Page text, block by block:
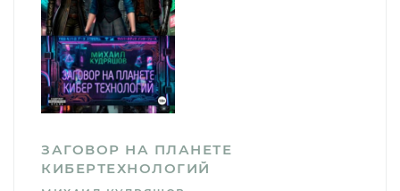
ЗАГОВОР НА ПЛАНЕТЕ
КИБЕРТЕХНОЛОГИЙ